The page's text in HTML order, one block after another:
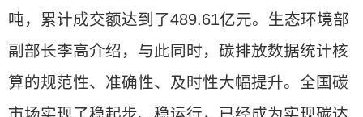
吨，累计成交额达到了489.61亿元。生态环境部
副部长李高介绍，与此同时，碳排放数据统计核
算的规范性、准确性、及时性大幅提升。全国碳